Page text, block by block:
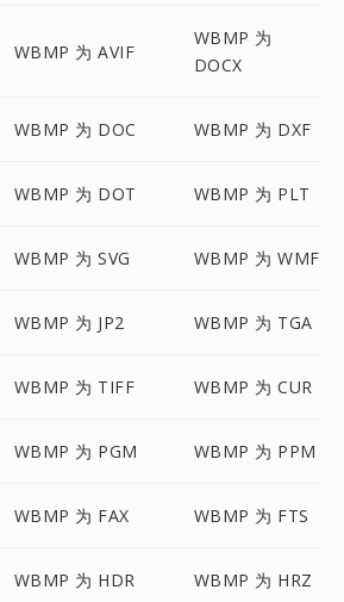
WBMP 为 AVIF
WBMP 为
DOCX
WBMP 为 DOC WBMP 为 DXF
WBMP 为 DOT WBMP 为 PLT
WBMP 为 SVG WBMP 为 WMF
WBMP 为 JP2 WBMP 为 TGA
WBMP 为 TIFF WBMP 为 CUR
WBMP 为 PGM WBMP 为 PPM
WBMP 为 FAX WBMP 为 FTS
WBMP 为 HDR WBMP 为 HRZ